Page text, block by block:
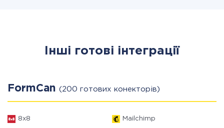
Інші готові інтеграції
FormCan (200 готових конекторів)
8x8 Mailchimp